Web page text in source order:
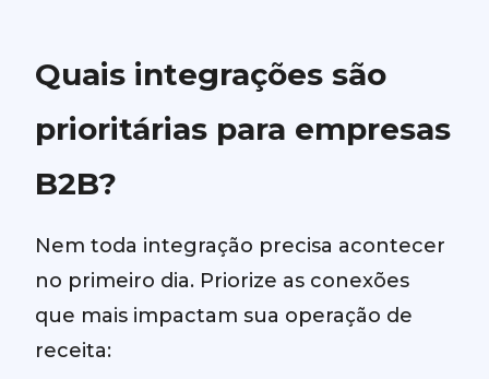
Quais integrações são
prioritárias para empresas
B2B?
Nem toda integração precisa acontecer
no primeiro dia. Priorize as conexões
que mais impactam sua operação de
receita: